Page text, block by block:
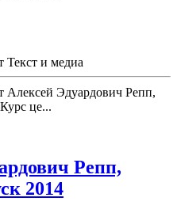
Текст и медиа
Алексей Эдуардович Репп,
це...
Репп,
2014